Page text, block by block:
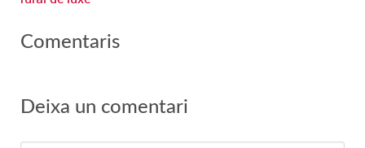
Comentaris
Deixa un comentari